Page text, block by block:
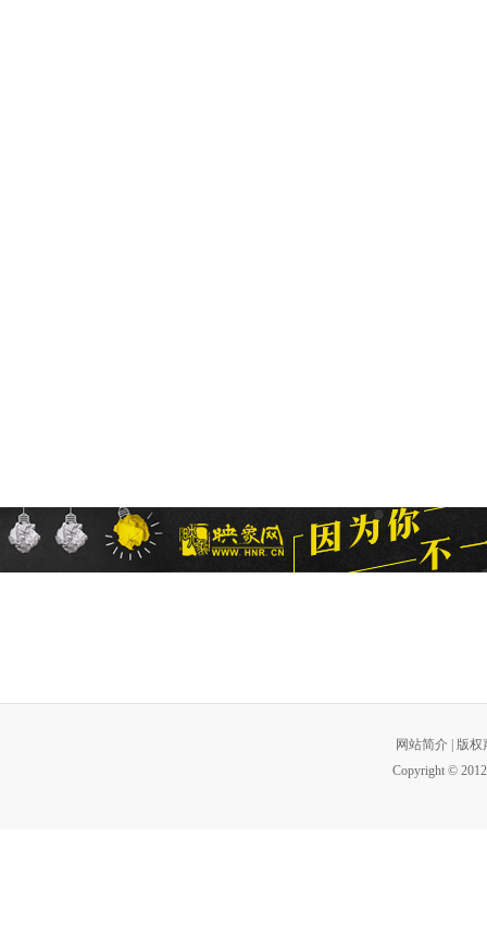
网站简介
版权
Copyright ©